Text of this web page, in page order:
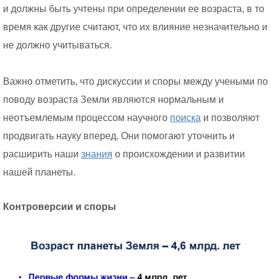
и должны быть учтены при определении ее возраста, в то
время как другие считают, что их влияние незначительно и
не должно учитываться.
Важно отметить, что дискуссии и споры между учеными по
поводу возраста Земли являются нормальным и
неотъемлемым процессом научного поиска и позволяют
продвигать науку вперед. Они помогают уточнить и
расширить наши знания о происхождении и развитии
нашей планеты.
Контроверсии и споры